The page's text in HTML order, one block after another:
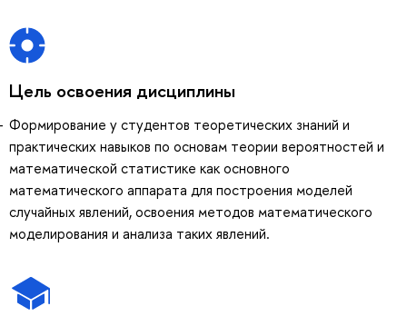
Цель освоения дисциплины
Формирование у студентов теоретических знаний и
практических навыков по основам теории вероятностей и
математической статистике как основного
математического аппарата для построения моделей
случайных явлений, освоения методов математического
моделирования и анализа таких явлений.